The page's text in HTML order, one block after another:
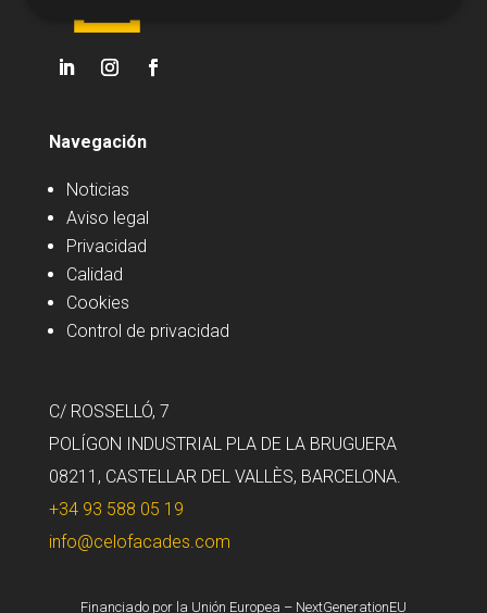
Navegación
Noticias
Aviso legal
Privacidad
Calidad
Cookies
Control de privacidad
C/ ROSSELLÓ, 7
POLÍGON INDUSTRIAL PLA DE LA BRUGUERA
08211, CASTELLAR DEL VALLÈS, BARCELONA.
+34 93 588 05 19
info@celofacades.com
Financiado por la Unión Europea – NextGenerationEU